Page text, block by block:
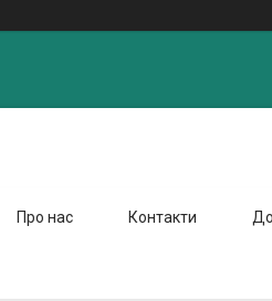
Про нас Контакти